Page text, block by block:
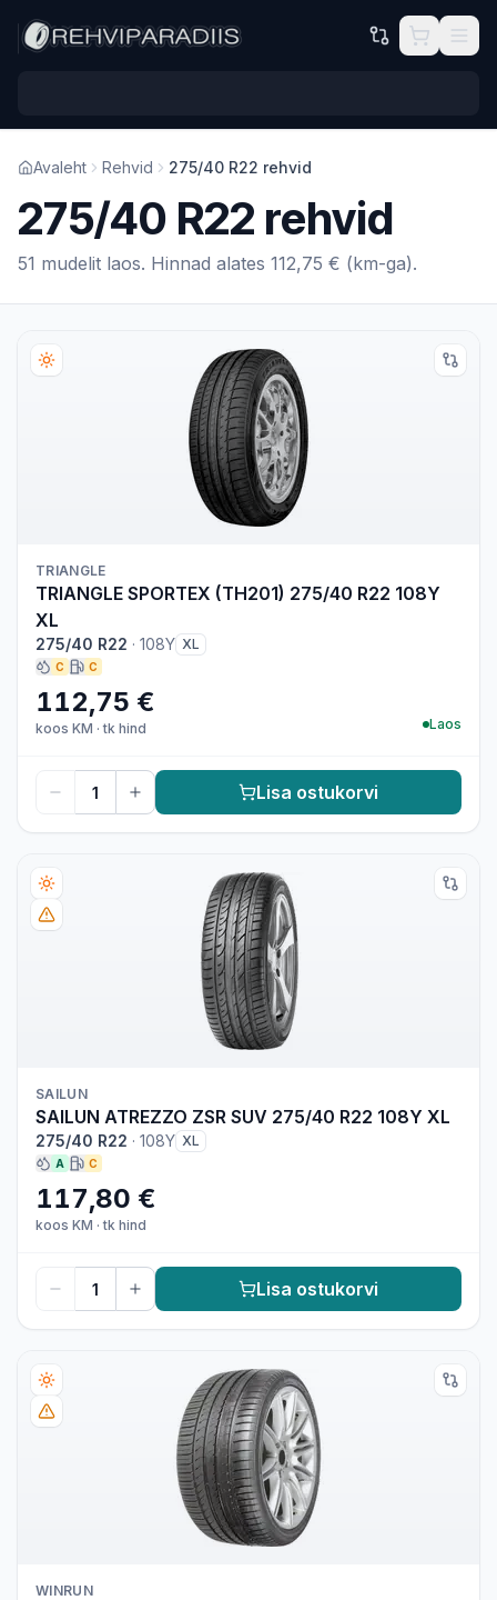
Avaleht Rehvid 275/40 R22 rehvid
275/40 R22 rehvid
51 mudelit laos. Hinnad alates 112,75 € (km-ga).
TRIANGLE
TRIANGLE SPORTEX (TH201) 275/40 R22 108Y
XL
275/40 R22 · 108Y XL
C C
112,75 €
koos KM ·tk hind Laos
Lisa ostukorvi
SAILUN
SAILUN ATREZZO ZSR SUV 275/40 R22 108Y XL
275/40 R22 · 108Y XL
A C
117,80 €
koos KM ·tk hind
Lisa ostukorvi
WINRUN